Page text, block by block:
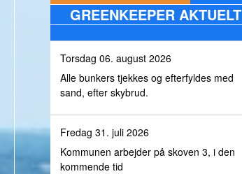
Torsdag 06. august 2026
Alle bunkers tjekkes og efterfyldes med
sand, efter skybrud.
Fredag 31. juli 2026
Kommunen arbejder på skoven 3, i den
kommende tid
GREENKEEPER AKTUELT